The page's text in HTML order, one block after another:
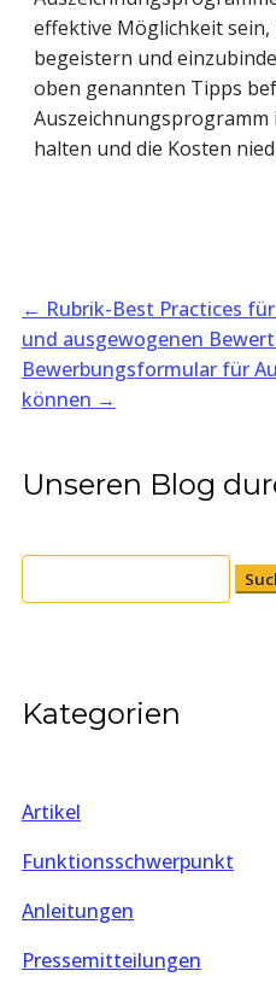
effektive Möglichkeit sein,
begeistern und
oben genannten Tipps
Auszeichnungsprogramm
halten und die Kosten
← Rubrik-Best Practices
und ausgewogenen
Bewerbungsformular für
können →
Unseren Blog
Suchen
nach:
Kategorien
Artikel
Funktionsschwerpunkt
Anleitungen
Pressemitteilungen